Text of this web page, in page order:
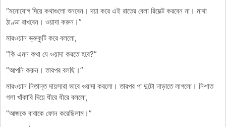
“মনোযোগ দিয়ে কথাগুলো শুনবেন। দয়া করে এই রাতের বেলা রিয়েক্ট করবেন না। মাথা
ঠাণ্ডা রাখবেন। ওয়াদা করুন।”
মারওয়ান ভ্রুকুটি করে বললো,
“কি এমন কথা যে ওয়াদা করতে হবে?”
“আপনি করুন। তারপর বলছি।”
মারওয়ান নিতান্ত দায়সারা ভাবে ওয়াদা করলো। তারপর পা দুটো নাড়াতে লাগলো। নিশাত
গলা খাঁকারি দিয়ে ধীরে ধীরে বললো,
“আজকে বাবাকে ফোন করেছিলাম।”